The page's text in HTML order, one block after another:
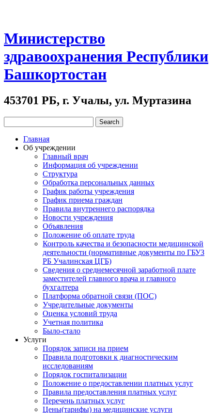
Министерство
здравоохранения Республики
Башкортостан
453701 РБ, г. Учалы, ул. Муртазина
Главная
Об учреждении
Главный врач
Информация об учреждении
Структура
Обработка персональных данных
График работы учреждения
График приема граждан
Правила внутреннего распорядка
Новости учреждения
Объявления
Положение об оплате труда
Контроль качества и безопасности медицинской
деятельности (нормативные документы по ГБУЗ
РБ Учалинская ЦГБ)
Сведения о среднемесячной заработной плате
заместителей главного врача и главного
бухгалтера
Платформа обратной связи (ПОС)
Учредительные документы
Оценка условий труда
Учетная политика
Было-стало
Услуги
Порядок записи на прием
Правила подготовки к диагностическим
исследованиям
Порядок госпитализации
Положение о предоставлении платных услуг
Правила предоставления платных услуг
Перечень платных услуг
Цены(тарифы) на медицинские услуги